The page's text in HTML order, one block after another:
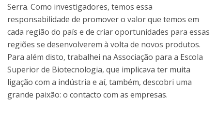
Serra. Como investigadores, temos essa
responsabilidade de promover o valor que temos em
cada região do país e de criar oportunidades para essas
regiões se desenvolverem à volta de novos produtos.
Para além disto, trabalhei na Associação para a Escola
Superior de Biotecnologia, que implicava ter muita
ligação com a indústria e aí, também, descobri uma
grande paixão: o contacto com as empresas.